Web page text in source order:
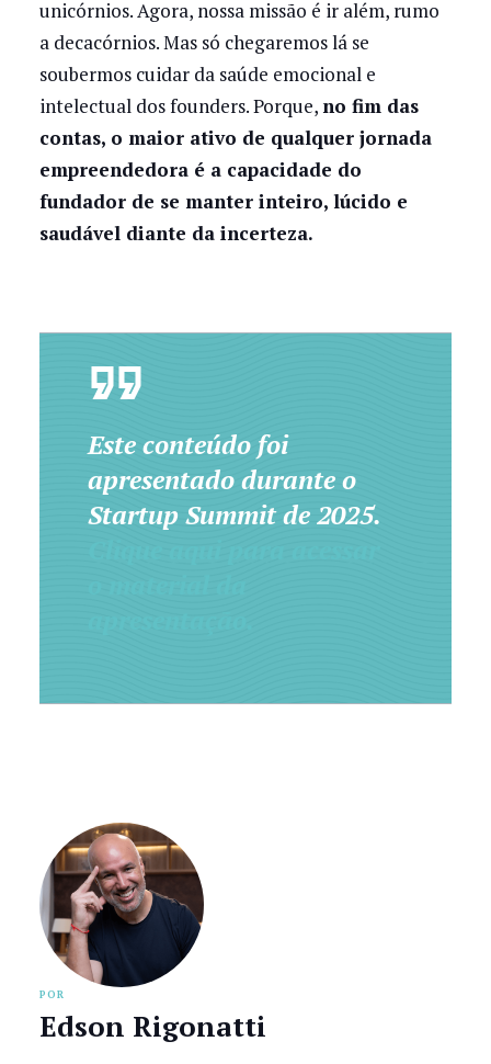
unicórnios. Agora, nossa missão é ir além, rumo
a decacórnios. Mas só chegaremos lá se
soubermos cuidar da saúde emocional e
intelectual dos founders. Porque,no fim das
contas, o maior ativo de qualquer jornada
empreendedora é a capacidade do
fundador de se manter inteiro, lúcido e
saudável diante da incerteza.
Este conteúdo foi
apresentado durante o
Startup Summit de 2025.
POR
Edson Rigonatti